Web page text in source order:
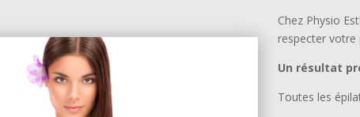
Chez Physio
respecter votre
Un résultat
Toutes les